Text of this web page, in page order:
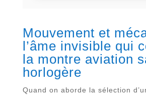
Mouvement et
l’âme invisible qui
la montre aviation
horlogère
Quand on aborde la sélection